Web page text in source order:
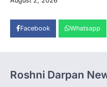
Facebook Whatsapp
Roshni Darpan